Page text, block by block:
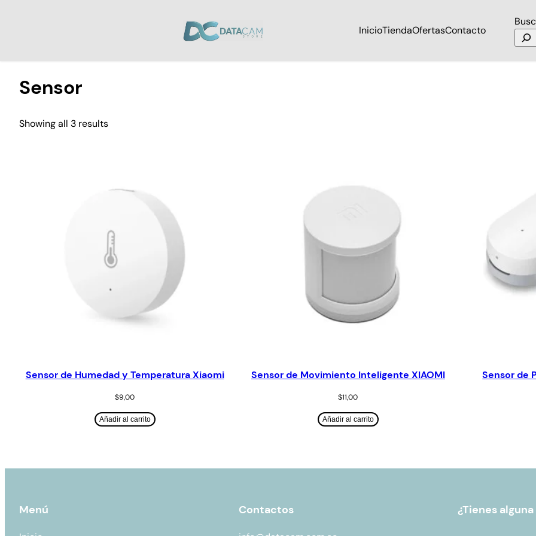
InicioTiendaOfertasContacto
Sensor
Showing all 3 results
Sensor de Humedad y Temperatura Xiaomi
$9,00
Añadir al carrito
Sensor de Movimiento Inteligente XIAOMI
$11,00
Añadir al carrito
Sensor de
Menú Contactos ¿Tienes